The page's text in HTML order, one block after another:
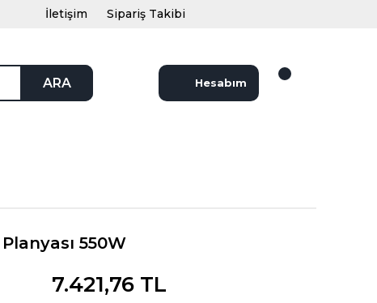
İletişim Sipariş Takibi
ARA Hesabım
550W
7.421,76 TL